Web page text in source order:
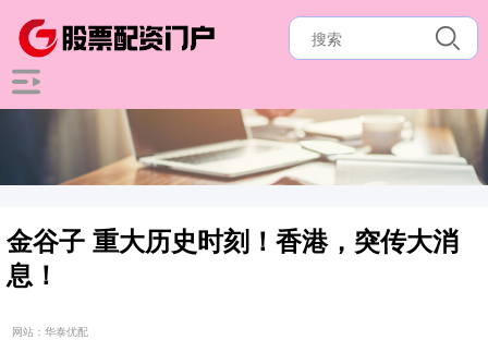
金谷子 重大历史时刻！香港，突传大消
息！
网站：华泰优配